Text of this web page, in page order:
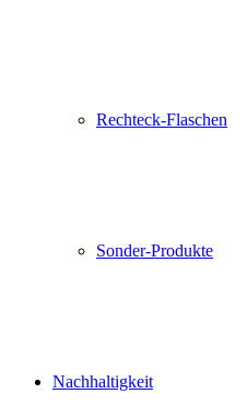
Rechteck-Flaschen
Sonder-Produkte
Nachhaltigkeit